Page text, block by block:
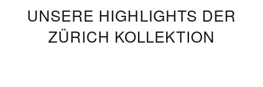
UNSERE HIGHLIGHTS DER
ZÜRICH KOLLEKTION